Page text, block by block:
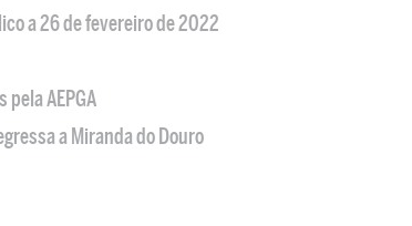
a 26 de fevereiro de 2022
AEPGA
a Miranda do Douro